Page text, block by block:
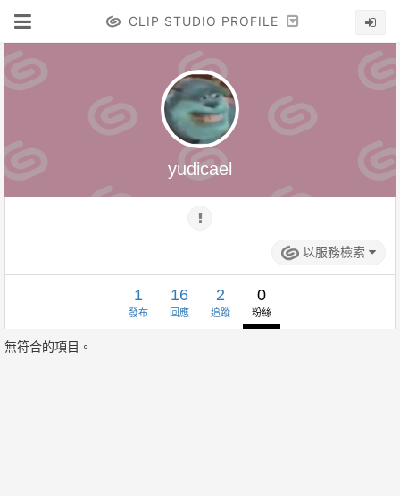
CLIP STUDIO PROFILE
yudicael
以服務檢索
1
發布
16
回應
2
追蹤
0
粉絲
無符合的項目。